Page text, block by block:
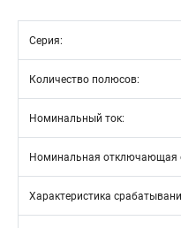
Серия:
Количество полюсов:
Номинальный ток:
Номинальная отключающая
Характеристика